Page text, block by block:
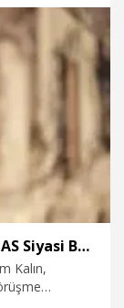
MİT Başkanı Kalın, İstanbul'da HAMAS Siyasi Büro Üyeleri ile görüştü
Kalın,